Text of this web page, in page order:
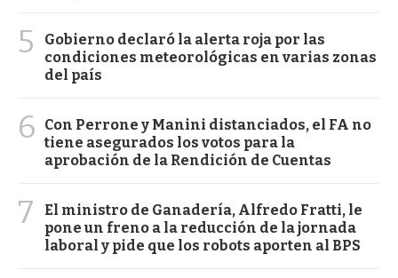
5
Gobierno declaró la alerta roja por las
condiciones meteorológicas en varias zonas
del país
6
Con Perrone y Manini distanciados, el FA no
tiene asegurados los votos para la
aprobación de la Rendición de Cuentas
7
El ministro de Ganadería, Alfredo Fratti, le
pone un freno a la reducción de la jornada
laboral y pide que los robots aporten al BPS